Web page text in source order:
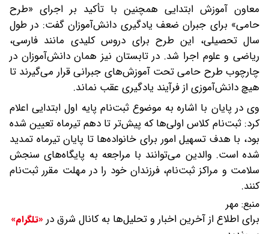
معاون آموزش ابتدایی همچنین با تأکید بر اجرای «طرح
حامی» برای جبران ضعف یادگیری دانش‌آموزان گفت: در طول
سال تحصیلی، این طرح برای دروس کلیدی مانند فارسی،
ریاضی و علوم اجرا شد. در تابستان نیز همان دانش‌آموزان در
چارچوب طرح حامی تحت آموزش‌های جبرانی قرار می‌گیرند تا
هیچ دانش‌آموزی از فرآیند یادگیری عقب نماند.
وی در پایان با اشاره به موضوع ثبت‌نام پایه اول ابتدایی اعلام
کرد: ثبت‌نام کلاس اولی‌ها که پیش‌تر تا دهم تیرماه تعیین شده
بود، با هدف تسهیل امور برای خانواده‌ها تا پایان تیرماه تمدید
شده است. والدین می‌توانند با مراجعه به پایگاه‌های سنجش
سلامت و مراکز ثبت‌نام، فرزندان خود را در مهلت مقرر ثبت‌نام
کنند.
منبع: مهر
برای اطلاع از آخرین اخبار و تحلیل‌ها به کانال شرق در «تلگرام»